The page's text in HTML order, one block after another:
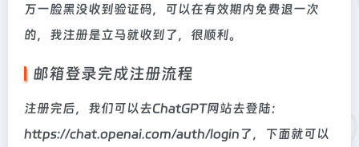
万一脸黑没收到验证码，可以在有效期内免费退一次
的，我注册是立马就收到了，很顺利。
邮箱登录完成注册流程
注册完后，我们可以去ChatGPT网站去登陆：
https://chat.openai.com/auth/login了，下面就可以